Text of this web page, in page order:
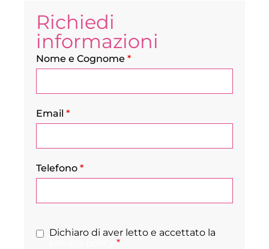
Richiedi
informazioni
Nome e Cognome *
Email *
Telefono *
Dichiaro di aver letto e accettato la
*